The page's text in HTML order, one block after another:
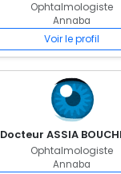
Ophtalmologiste
Annaba
Voir le profil
Docteur ASSIA
Ophtalmologiste
Annaba